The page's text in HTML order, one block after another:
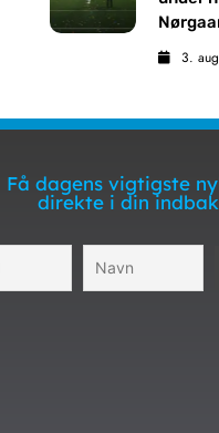
3.
Få dagens vigtigste
direkte i din